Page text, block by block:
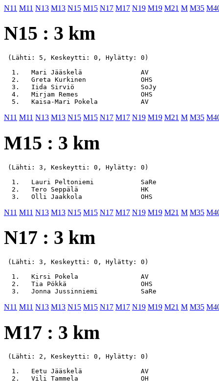
N11 M11 N13 M13 N15 M15 N17 M17 N19 M19 M21 M M35
N15 : 3 km
(Lähti: 5, Keskeytti: 0, Hylätty: 0)
1.   Mari Jääskelä               AV
2.   Greta Kurkinen              OHS
3.   Iida Sirviö                 SoJy
4.   Mirjam Remes                OHS
N11 M11 N13 M13 N15 M15 N17 M17 N19 M19 M21 M M35
M15 : 3 km
(Lähti: 3, Keskeytti: 0, Hylätty: 0)
1.   Lauri Peltoniemi            SaRe
2.   Tero Seppälä                HK
N11 M11 N13 M13 N15 M15 N17 M17 N19 M19 M21 M M35
N17 : 3 km
(Lähti: 3, Keskeytti: 0, Hylätty: 0)
1.   Kirsi Pokela                AV
2.   Tia Pökkä                   OHS
N11 M11 N13 M13 N15 M15 N17 M17 N19 M19 M21 M M35
M17 : 3 km
(Lähti: 2, Keskeytti: 0, Hylätty: 0)
1.   Eetu Jääskelä               AV